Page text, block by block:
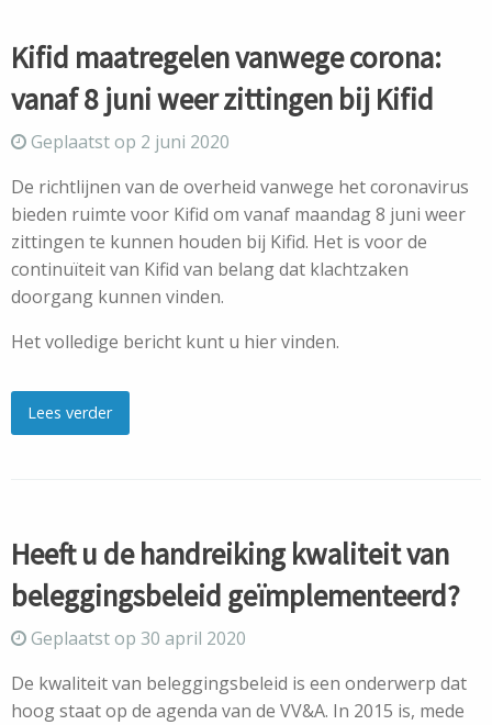
Kifid maatregelen vanwege corona:
vanaf 8 juni weer zittingen bij Kifid
Geplaatst op 2 juni 2020
De richtlijnen van de overheid vanwege het coronavirus
bieden ruimte voor Kifid om vanaf maandag 8 juni weer
zittingen te kunnen houden bij Kifid. Het is voor de
continuïteit van Kifid van belang dat klachtzaken
doorgang kunnen vinden.
Het volledige bericht kunt u hiervinden.
Lees verder
Heeft u de handreiking kwaliteit van
beleggingsbeleid geïmplementeerd?
Geplaatst op 30 april 2020
De kwaliteit van beleggingsbeleid is een onderwerp dat
hoog staat op de agenda van de VV&A. In 2015 is, mede